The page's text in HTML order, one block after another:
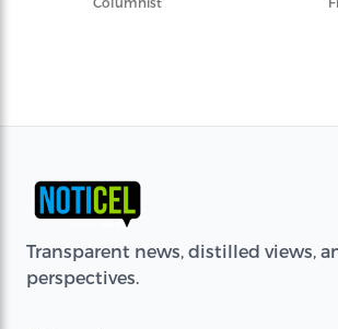
Transparent news, distilled views,
perspectives.